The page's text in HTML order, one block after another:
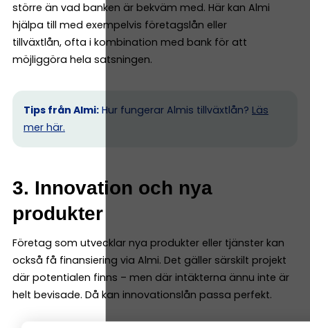
större än vad banken är bekväm med. Här kan Almi
hjälpa till med exempelvis företagslån eller
tillväxtlån, ofta i kombination med bank för att
möjliggöra hela satsningen.
Tips från Almi: Hur fungerar Almis tillväxtlån? Läs
mer här.
3. Innovation och nya
produkter
Företag som utvecklar nya produkter eller tjänster kan
också få finansiering via Almi. Det gäller särskilt projekt
där potentialen finns – men där intäkterna ännu inte är
helt bevisade. Då kan innovationslån passa perfekt.